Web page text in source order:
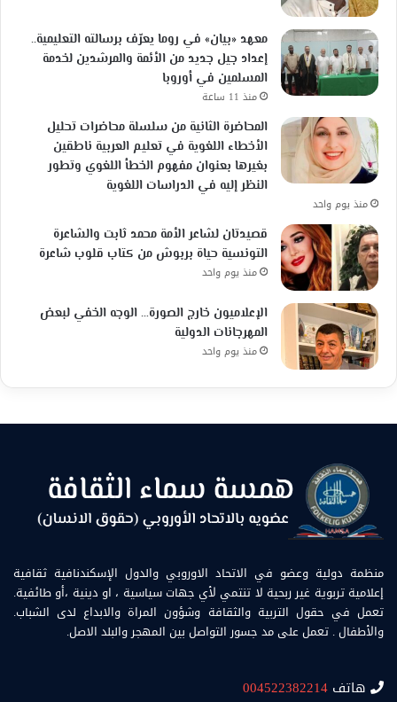
معهد «بيان» في روما يعرّف برسالته التعليمية..
إعداد جيل جديد من الأئمة والمرشدين لخدمة
المسلمين في أوروبا
منذ 11 ساعة
المحاضرة الثانية من سلسلة محاضرات تحليل
الأخطاء اللغوية في تعليم العربية ناطقين
بغيرها بعنوان مفهوم الخطأ اللغوي وتطور
النظر إليه في الدراسات اللغوية
منذ يوم واحد
قصيدتان لشاعر الأمة محمد ثابت والشاعرة
التونسية حياة بربوش من كتاب قلوب شاعرة
منذ يوم واحد
الإعلاميون خارج الصورة… الوجه الخفي لبعض
المهرجانات الدولية
منذ يوم واحد
منظمة دولية وعضو في الاتحاد الاوروبي والدول الإسكندنافية ثقافية
إعلامية تربوية غير ربحية لا تنتمي لأي جهات سياسية ، او دينية ،أو طائفية.
تعمل في حقول التربية والثقافة وشؤون المراة والابداع لدى الشباب.
والأطفال . تعمل على مد جسور التواصل بين المهجر والبلد الاصل.
هاتف 004522382214